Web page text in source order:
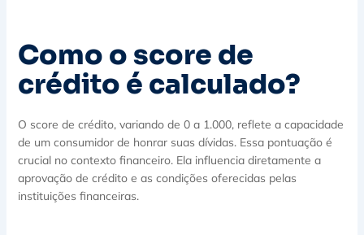
Como o score de
crédito é calculado?
O score de crédito, variando de 0 a 1.000, reflete a capacidade
de um consumidor de honrar suas dívidas. Essa pontuação é
crucial no contexto financeiro. Ela influencia diretamente a
aprovação de crédito e as condições oferecidas pelas
instituições financeiras.